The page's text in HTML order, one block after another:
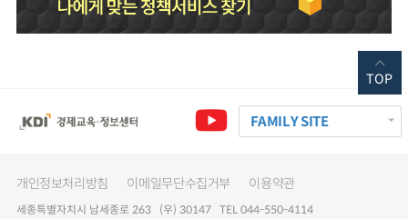
FAMILY SITE
개인정보처리방침 이메일무단수집거부 이용약관
세종특별자치시 남세종로 263 (우) 30147 TEL 044-550-4114
TOP